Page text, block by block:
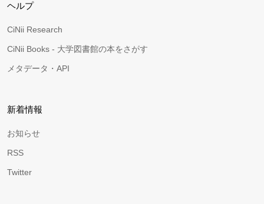
ヘルプ
CiNii Research
CiNii Books - 大学図書館の本をさがす
メタデータ・API
新着情報
お知らせ
RSS
Twitter